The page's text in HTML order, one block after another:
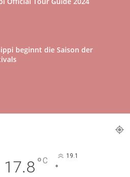
beginnt die Saison der
17.8°C 19.1
°